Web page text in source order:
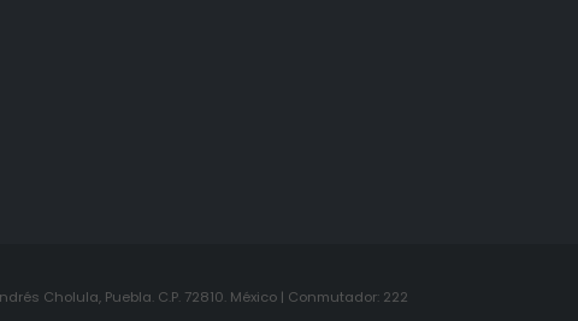
Cholula, Puebla. C.P. 72810. México | Conmutador: 222